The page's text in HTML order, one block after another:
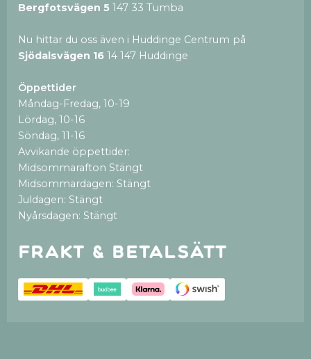
Bergfotsvägen 5 147 33 Tumba
Nu hittar du oss även i Huddinge Centrum på
Sjödalsvägen 16 14 147 Huddinge
Öppettider
Måndag-Fredag, 10-19
Lördag, 10-16
Söndag, 11-16
Avvikande öppettider:
Midsommarafton Stängt
Midsommardagen: Stängt
Juldagen: Stängt
Nyårsdagen: Stängt
Frakt & betalsätt